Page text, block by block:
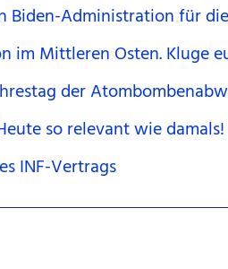
Biden-Administration für
im Mittleren Osten. Kluge
der
so relevant wie damals!
INF-Vertrags